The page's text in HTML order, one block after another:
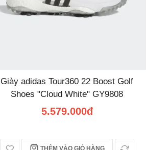
Giày adidas Tour360 22 Boost Golf
Shoes "Cloud White" GY9808
5.579.000đ
THÊM VÀO GIỎ HÀNG